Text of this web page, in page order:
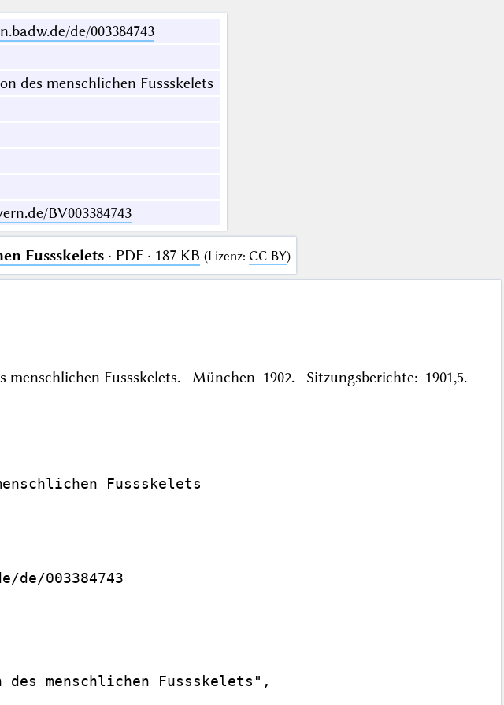
de/003384743
des menschlichen Fussskelets
BV003384743
Fussskelets· PDF · 187 KB (Lizenz: CC BY)
menschlichen Fussskelets. München 1902. Sitzungsberichte: 1901,5.
Fussskelets
003384743
menschlichen Fussskelets",